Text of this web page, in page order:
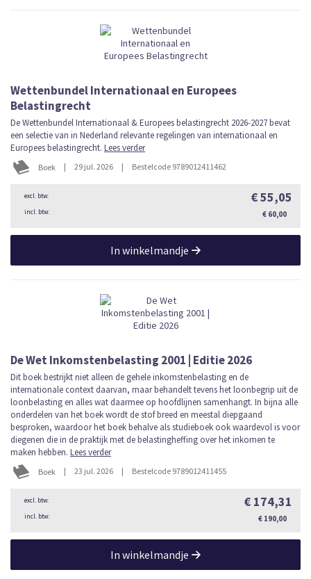
Wettenbundel Internationaal en Europees
Belastingrecht
De Wettenbundel Internationaal & Europees belastingrecht 2026-2027 bevat
een selectie van in Nederland relevante regelingen van internationaal en
Europees belastingrecht. Lees verder
Boek | 29 jul. 2026 | Bestelcode 9789012411462
€ 55,05
€ 60,00
In winkelmandje
De Wet Inkomstenbelasting 2001 | Editie 2026
Dit boek bestrijkt niet alleen de gehele inkomstenbelasting en de
internationale context daarvan, maar behandelt tevens het loonbegrip uit de
loonbelasting en alles wat daarmee op hoofdlijnen samenhangt. In bijna alle
onderdelen van het boek wordt de stof breed en meestal diepgaand
besproken, waardoor het boek behalve als studieboek ook waardevol is voor
diegenen die in de praktijk met de belastingheffing over het inkomen te
maken hebben. Lees verder
Boek | 23 jul. 2026 | Bestelcode 9789012411455
€ 174,31
€ 190,00
In winkelmandje